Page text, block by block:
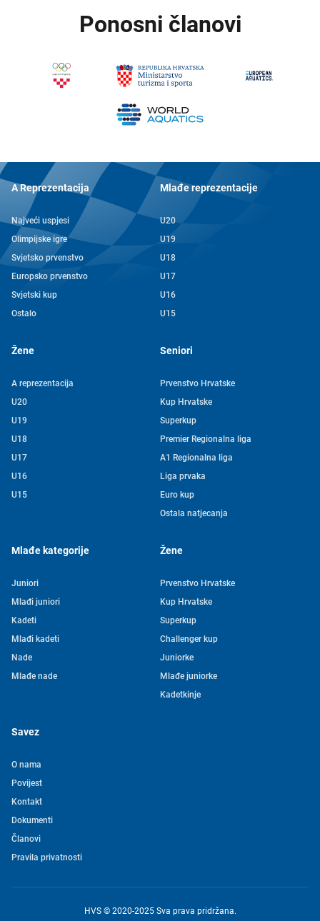
Ponosni članovi
A Reprezentacija
Najveći uspjesi
Olimpijske igre
Svjetsko prvenstvo
Europsko prvenstvo
Svjetski kup
Ostalo
Mlađe reprezentacije
U20
U19
U18
U17
U16
U15
Žene
A reprezentacija
U20
U19
U18
U17
U16
U15
Seniori
Prvenstvo Hrvatske
Kup Hrvatske
Superkup
Premier Regionalna liga
A1 Regionalna liga
Liga prvaka
Euro kup
Ostala natjecanja
Mlađe kategorije
Juniori
Mlađi juniori
Kadeti
Mlađi kadeti
Nade
Mlađe nade
Žene
Prvenstvo Hrvatske
Kup Hrvatske
Superkup
Challenger kup
Juniorke
Mlađe juniorke
Kadetkinje
Savez
O nama
Povijest
Kontakt
Dokumenti
Članovi
Pravila privatnosti
HVS © 2020-2025 Sva prava pridržana.